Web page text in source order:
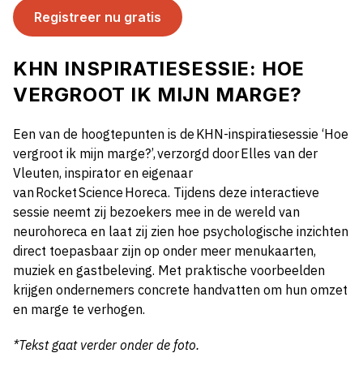
Registreer nu gratis
KHN INSPIRATIESESSIE: HOE
VERGROOT IK MIJN MARGE?
Een van de hoogtepunten is de KHN-inspiratiesessie ‘Hoe
vergroot ik mijn marge?’, verzorgd door Elles van der
Vleuten, inspirator en eigenaar
van Rocket Science Horeca. Tijdens deze interactieve
sessie neemt zij bezoekers mee in de wereld van
neurohoreca en laat zij zien hoe psychologische inzichten
direct toepasbaar zijn op onder meer menukaarten,
muziek en gastbeleving. Met praktische voorbeelden
krijgen ondernemers concrete handvatten om hun omzet
en marge te verhogen.
*Tekst gaat verder onder de foto.